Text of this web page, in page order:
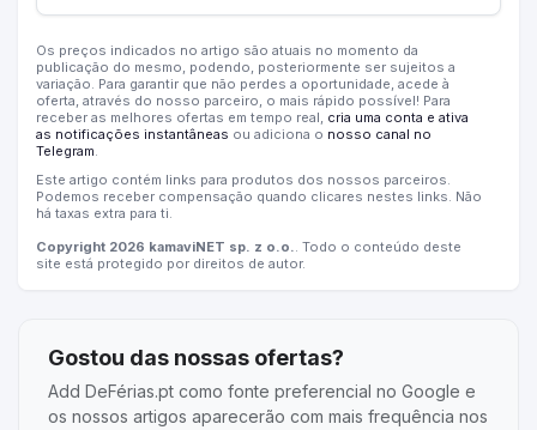
Os preços indicados no artigo são atuais no momento da
publicação do mesmo, podendo, posteriormente ser sujeitos a
variação. Para garantir que não perdes a oportunidade, acede à
oferta, através do nosso parceiro, o mais rápido possível! Para
receber as melhores ofertas em tempo real, cria uma conta e ativa
as notificações instantâneas ou adiciona o nosso canal no
Telegram.
Este artigo contém links para produtos dos nossos parceiros.
Podemos receber compensação quando clicares nestes links. Não
há taxas extra para ti.
Copyright 2026 kamaviNET sp. z o.o.. Todo o conteúdo deste
site está protegido por direitos de autor.
Gostou das nossas ofertas?
Add DeFérias.pt como fonte preferencial no Google e
os nossos artigos aparecerão com mais frequência nos